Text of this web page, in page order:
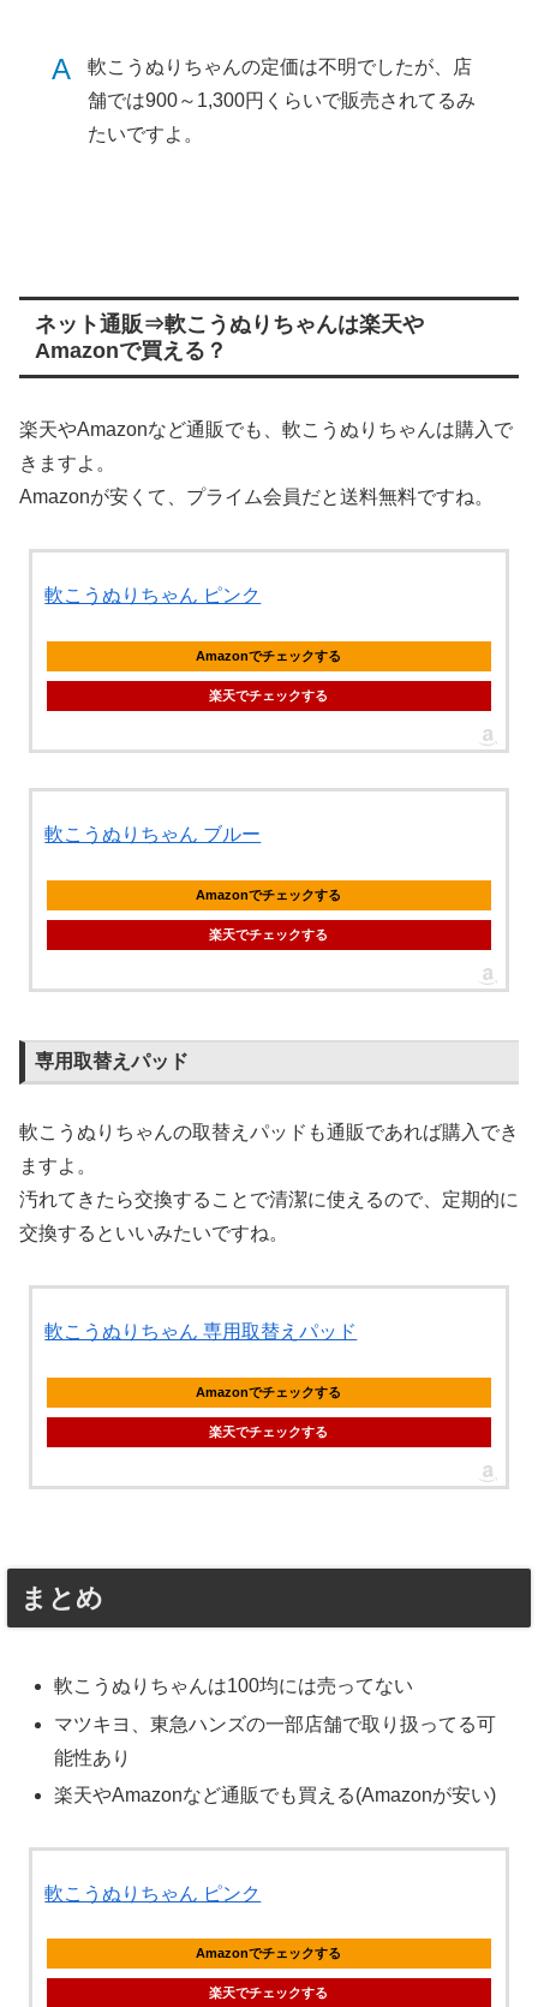
A
軟こうぬりちゃんの定価は不明でしたが、店
舗では900～1,300円くらいで販売されてるみ
たいですよ。
ネット通販⇒軟こうぬりちゃんは楽天や
Amazonで買える？
楽天やAmazonなど通販でも、軟こうぬりちゃんは購入で
きますよ。
Amazonが安くて、プライム会員だと送料無料ですね。
軟こうぬりちゃん ピンク
Amazonでチェックする
楽天でチェックする
軟こうぬりちゃん ブルー
Amazonでチェックする
楽天でチェックする
専用取替えパッド
軟こうぬりちゃんの取替えパッドも通販であれば購入でき
ますよ。
汚れてきたら交換することで清潔に使えるので、定期的に
交換するといいみたいですね。
軟こうぬりちゃん 専用取替えパッド
Amazonでチェックする
楽天でチェックする
まとめ
軟こうぬりちゃんは100均には売ってない
マツキヨ、東急ハンズの一部店舗で取り扱ってる可
能性あり
楽天やAmazonなど通販でも買える(Amazonが安い)
軟こうぬりちゃん ピンク
Amazonでチェックする
楽天でチェックする